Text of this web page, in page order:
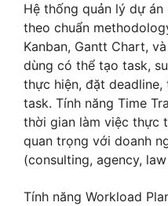
Hệ thống quản lý dự
theo chuẩn
Kanban, Gantt Chart,
dùng có thể tạo task,
thực hiện, đặt
task. Tính năng Time
thời gian làm việc thực
quan trọng với doanh
(consulting, agency,
Tính năng Workload